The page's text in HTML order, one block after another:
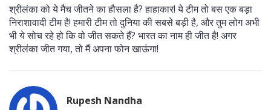
श्रीलंका को ये मैच जीतने का हौसला है? हाहाकार! ये टीम तो बस एक बड़ा
निराशावादी टीम है! हमारी टीम तो दुनिया की सबसे बड़ी है, और तुम लोग अभी
भी ये सोच रहे हो कि वो जीत सकते हैं? भारत का नाम ही जीत है! अगर
श्रीलंका जीत गया, तो मैं अपना फोन खाऊंगा!
Rupesh Nandha